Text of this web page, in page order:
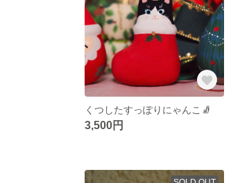
くつしたすっぽりにゃんこ🧦
3,500円